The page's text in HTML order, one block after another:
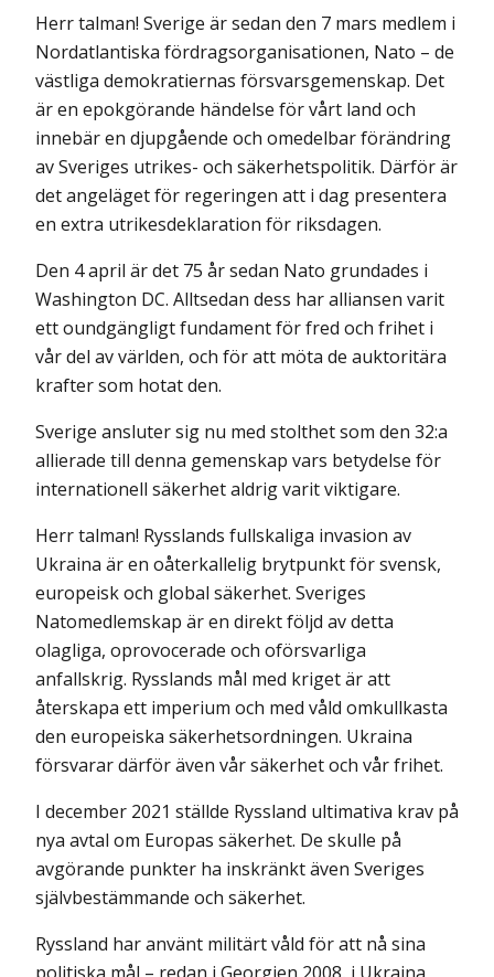
Herr talman! Sverige är sedan den 7 mars medlem i
Nordatlantiska fördragsorganisationen, Nato – de
västliga demokratiernas försvarsgemenskap. Det
är en epokgörande händelse för vårt land och
innebär en djupgående och omedelbar förändring
av Sveriges utrikes- och säkerhetspolitik. Därför är
det angeläget för regeringen att i dag presentera
en extra utrikesdeklaration för riksdagen.
Den 4 april är det 75 år sedan Nato grundades i
Washington DC. Alltsedan dess har alliansen varit
ett oundgängligt fundament för fred och frihet i
vår del av världen, och för att möta de auktoritära
krafter som hotat den.
Sverige ansluter sig nu med stolthet som den 32:a
allierade till denna gemenskap vars betydelse för
internationell säkerhet aldrig varit viktigare.
Herr talman! Rysslands fullskaliga invasion av
Ukraina är en oåterkallelig brytpunkt för svensk,
europeisk och global säkerhet. Sveriges
Natomedlemskap är en direkt följd av detta
olagliga, oprovocerade och oförsvarliga
anfallskrig. Rysslands mål med kriget är att
återskapa ett imperium och med våld omkullkasta
den europeiska säkerhetsordningen. Ukraina
försvarar därför även vår säkerhet och vår frihet.
I december 2021 ställde Ryssland ultimativa krav på
nya avtal om Europas säkerhet. De skulle på
avgörande punkter ha inskränkt även Sveriges
självbestämmande och säkerhet.
Ryssland har använt militärt våld för att nå sina